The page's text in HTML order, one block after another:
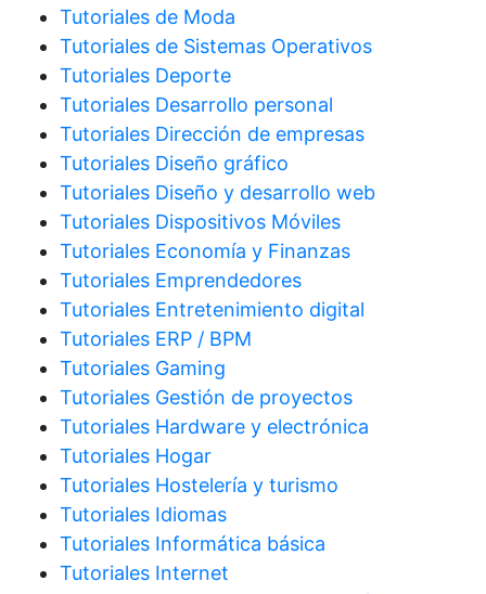
Tutoriales de Moda
Tutoriales de Sistemas Operativos
Tutoriales Deporte
Tutoriales Desarrollo personal
Tutoriales Dirección de empresas
Tutoriales Diseño gráfico
Tutoriales Diseño y desarrollo web
Tutoriales Dispositivos Móviles
Tutoriales Economía y Finanzas
Tutoriales Emprendedores
Tutoriales Entretenimiento digital
Tutoriales ERP / BPM
Tutoriales Gaming
Tutoriales Gestión de proyectos
Tutoriales Hardware y electrónica
Tutoriales Hogar
Tutoriales Hostelería y turismo
Tutoriales Idiomas
Tutoriales Informática básica
Tutoriales Internet